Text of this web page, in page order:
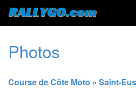
Photos
Course de Côte Moto » Saint-